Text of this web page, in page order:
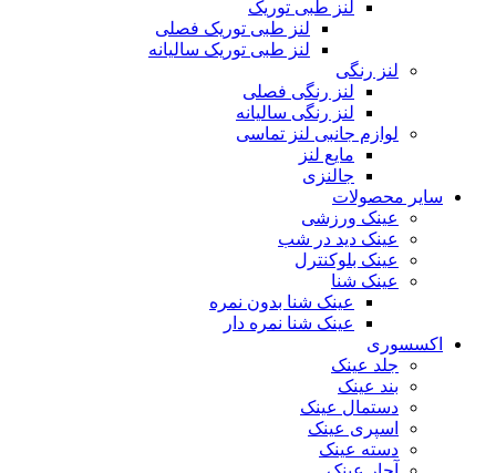
لنز طبی توریک
لنز طبی توریک فصلی
لنز طبی توریک سالیانه
لنز رنگی
لنز رنگی فصلی
لنز رنگی سالیانه
لوازم جانبی لنز تماسی
مایع لنز
جالنزی
سایر محصولات
عینک ورزشی
عینک دید در شب
عینک بلوکنترل
عینک شنا
عینک شنا بدون نمره
عینک شنا نمره دار
اکسسوری
جلد عینک
بند عینک
دستمال عینک
اسپری عینک
دسته عینک